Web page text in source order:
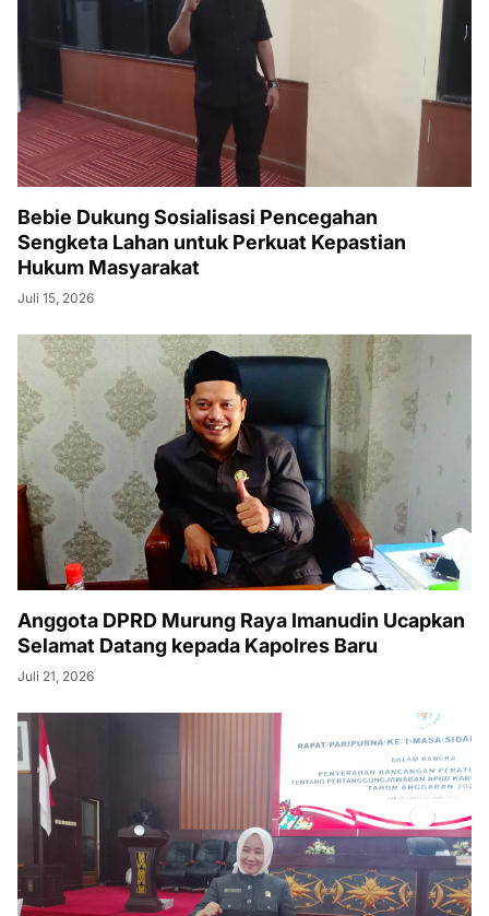
Bebie Dukung Sosialisasi Pencegahan
Sengketa Lahan untuk Perkuat Kepastian
Hukum Masyarakat
Juli 15, 2026
Anggota DPRD Murung Raya Imanudin Ucapkan
Selamat Datang kepada Kapolres Baru
Juli 21, 2026